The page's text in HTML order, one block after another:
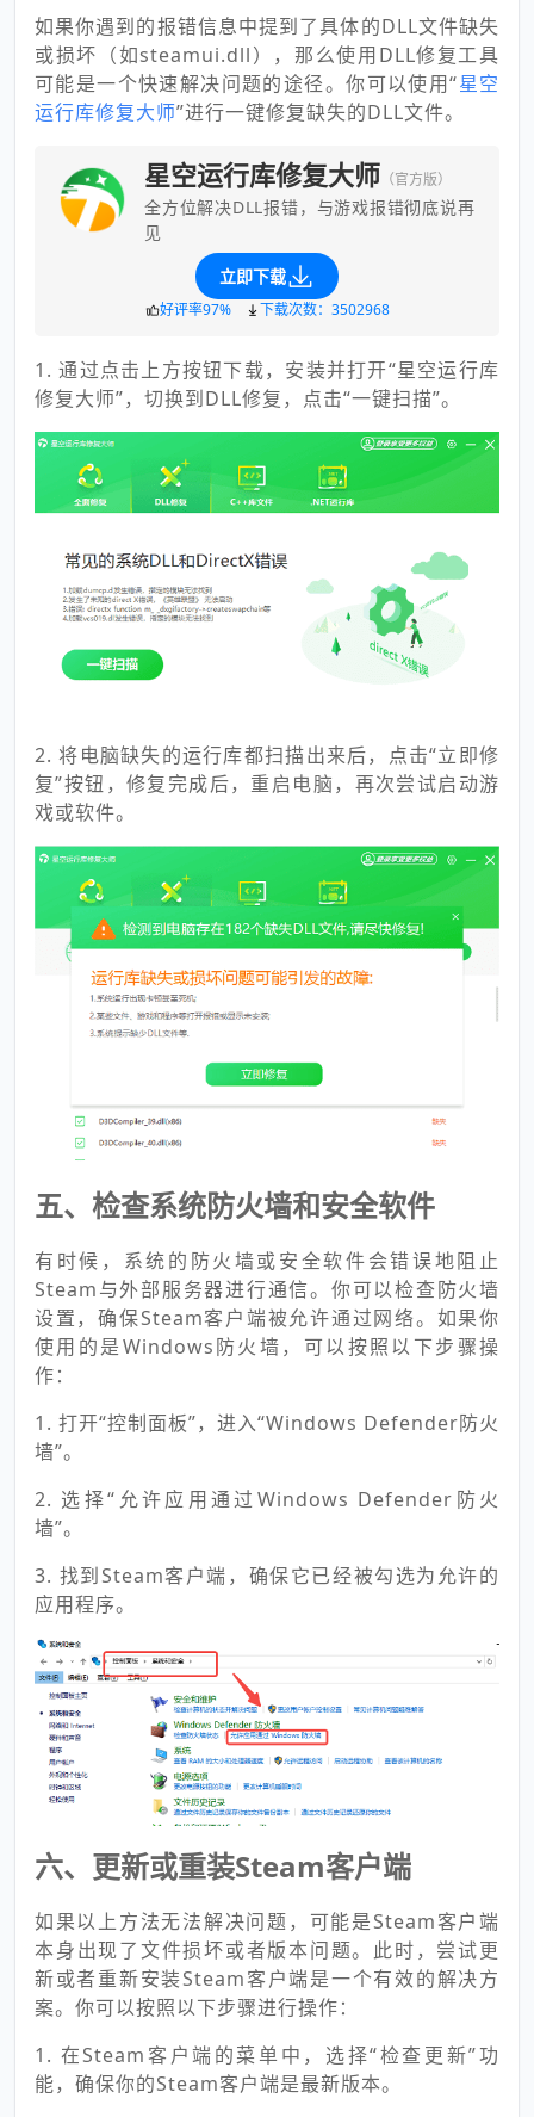
如果你遇到的报错信息中提到了具体的DLL文件缺失
或损坏（如steamui.dll），那么使用DLL修复工具
可能是一个快速解决问题的途径。你可以使用“星空
运行库修复大师”进行一键修复缺失的DLL文件。
星空运行库修复大师 （官方版）
全方位解决DLL报错，与游戏报错彻底说再
见
立即下载
好评率97% 下载次数：3502968
1. 通过点击上方按钮下载，安装并打开“星空运行库
修复大师”，切换到DLL修复，点击“一键扫描”。
2. 将电脑缺失的运行库都扫描出来后，点击“立即修
复”按钮，修复完成后，重启电脑，再次尝试启动游
戏或软件。
五、检查系统防火墙和安全软件
有时候，系统的防火墙或安全软件会错误地阻止
Steam与外部服务器进行通信。你可以检查防火墙
设置，确保Steam客户端被允许通过网络。如果你
使用的是Windows防火墙，可以按照以下步骤操
作：
1. 打开“控制面板”，进入“Windows Defender防火
墙”。
2. 选择“允许应用通过Windows Defender防火
墙”。
3. 找到Steam客户端，确保它已经被勾选为允许的
应用程序。
六、更新或重装Steam客户端
如果以上方法无法解决问题，可能是Steam客户端
本身出现了文件损坏或者版本问题。此时，尝试更
新或者重新安装Steam客户端是一个有效的解决方
案。你可以按照以下步骤进行操作：
1. 在Steam客户端的菜单中，选择“检查更新”功
能，确保你的Steam客户端是最新版本。